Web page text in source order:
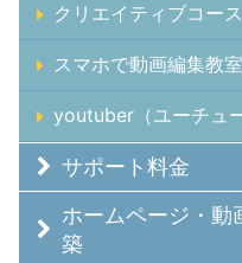
クリエイティブコース
スマホで動画編集教室
youtuber（ユーチュ
サポート料金
ホームページ・動
築